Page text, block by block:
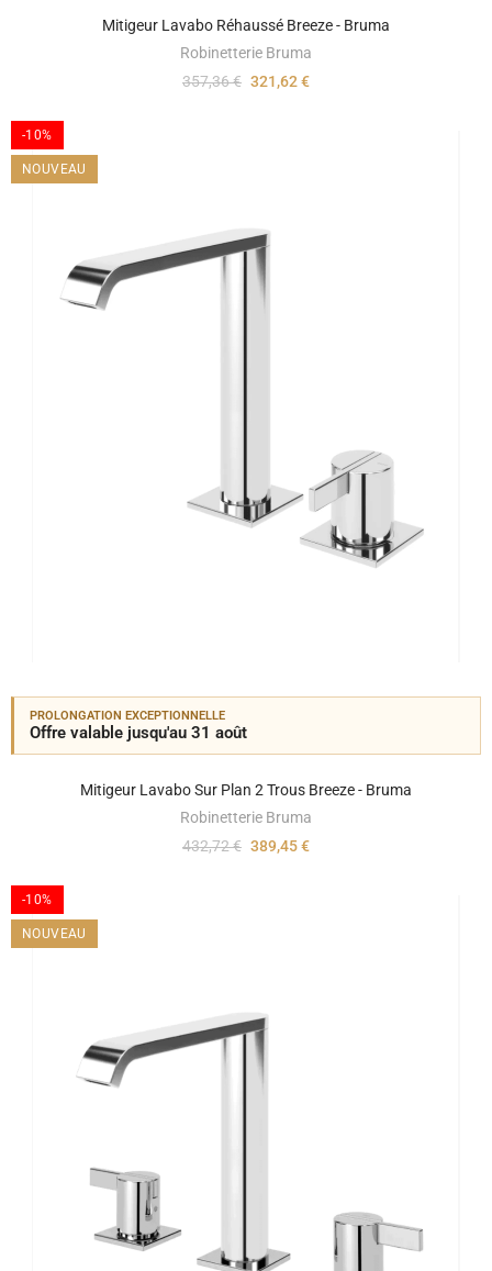
Mitigeur Lavabo Réhaussé Breeze - Bruma
Robinetterie Bruma
357,36 € 321,62 €
-10%
NOUVEAU
PROLONGATION EXCEPTIONNELLE
Offre valable jusqu'au 31 août
Mitigeur Lavabo Sur Plan 2 Trous Breeze - Bruma
Robinetterie Bruma
432,72 € 389,45 €
-10%
NOUVEAU